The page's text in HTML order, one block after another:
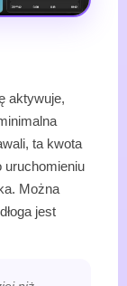
aktywuje,
ta kwota
uruchomieniu
Można
jest